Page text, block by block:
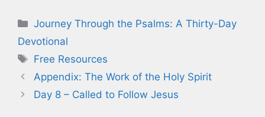
Categories
Journey Through the Psalms: A Thirty-Day
Devotional
Tags
Free Resources
Appendix: The Work of the Holy Spirit
Day 8 – Called to Follow Jesus